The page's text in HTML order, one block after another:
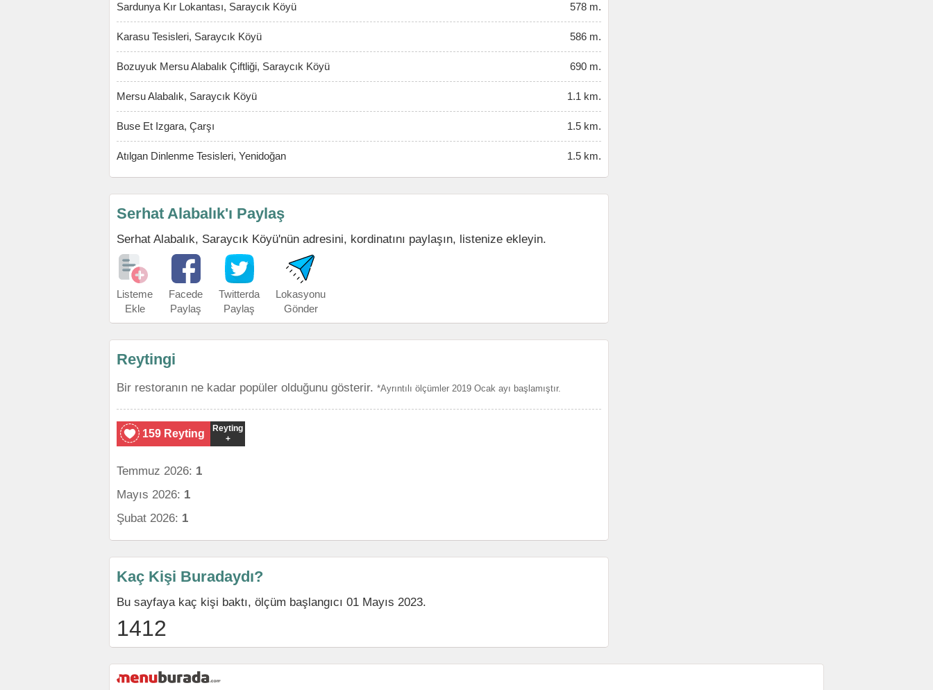
Sardunya Kır Lokantası, Saraycık Köyü 578 m.
Karasu Tesisleri, Saraycık Köyü 586 m.
Bozuyuk Mersu Alabalık Çiftliği, Saraycık Köyü 690 m.
Mersu Alabalık, Saraycık Köyü 1.1 km.
Buse Et Izgara, Çarşı 1.5 km.
Atılgan Dinlenme Tesisleri, Yenidoğan 1.5 km.
Serhat Alabalık'ı Paylaş
Serhat Alabalık, Saraycık Köyü'nün adresini, kordinatını paylaşın, listenize ekleyin.
Listeme
Ekle
Facede
Paylaş
Twitterda
Paylaş
Lokasyonu
Gönder
Reytingi
Bir restoranın ne kadar popüler olduğunu gösterir. *Ayrıntılı ölçümler 2019 Ocak ayı başlamıştır.
159 Reyting
Reyting
+
Temmuz 2026: 1
Mayıs 2026: 1
Şubat 2026: 1
Kaç Kişi Buradaydı?
Bu sayfaya kaç kişi baktı, ölçüm başlangıcı 01 Mayıs 2023.
1412